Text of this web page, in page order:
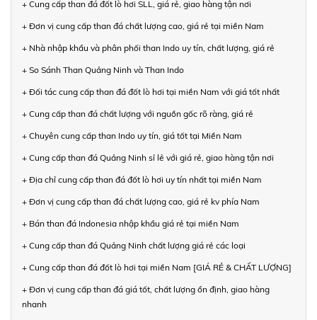
+ Cung cấp than đá đốt lò hơi SLL, giá rẻ, giao hàng tận nơi
+ Đơn vị cung cấp than đá chất lượng cao, giá rẻ tại miền Nam
+ Nhà nhập khẩu và phân phối than Indo uy tín, chất lượng, giá rẻ
+ So Sánh Than Quảng Ninh và Than Indo
+ Đối tác cung cấp than đá đốt lò hơi tại miền Nam với giá tốt nhất
+ Cung cấp than đá chất lượng với nguồn gốc rõ ràng, giá rẻ
+ Chuyên cung cấp than Indo uy tín, giá tốt tại Miền Nam
+ Cung cấp than đá Quảng Ninh sỉ lẻ với giá rẻ, giao hàng tận nơi
+ Địa chỉ cung cấp than đá đốt lò hơi uy tín nhất tại miền Nam
+ Đơn vị cung cấp than đá chất lượng cao, giá rẻ kv phía Nam
+ Bán than đá Indonesia nhập khẩu giá rẻ tại miền Nam
+ Cung cấp than đá Quảng Ninh chất lượng giá rẻ các loại
+ Cung cấp than đá đốt lò hơi tại miền Nam [GIÁ RẺ & CHẤT LƯỢNG]
+ Đơn vị cung cấp than đá giá tốt, chất lượng ổn định, giao hàng
nhanh